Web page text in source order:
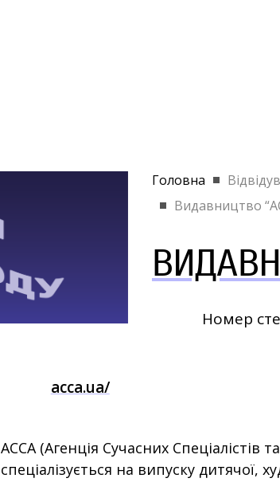
Головна
Видавництво
Номер
acca.ua/
ACСА (Агенція Сучасних
спеціалізується на випуску дитячої,